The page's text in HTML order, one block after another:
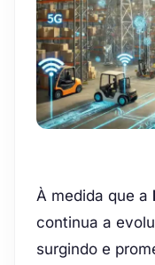
À medida que a
continua a
surgindo e